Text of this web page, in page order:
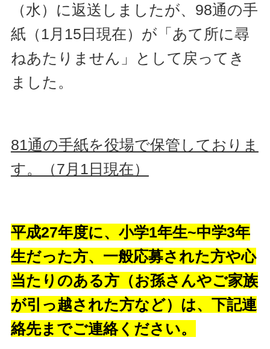
（水）に返送しましたが、98通の手
紙（1月15日現在）が「あて所に尋
ねあたりません」として戻ってき
ました。
81通の手紙を役場で保管しておりま
す。（7月1日現在）
平成27年度に、小学1年生~中学3年
生だった方、一般応募された方や心
当たりのある方（お孫さんやご家族
が引っ越された方など）は、下記連
絡先までご連絡ください。